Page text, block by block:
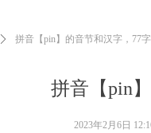
拼音【pin
2023年2月6日
ꄲ 拼音【pin】的音节和汉字，77字